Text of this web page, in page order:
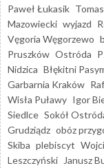
Paweł Łukasik
Mazowiecki wyjazd
Vęgoria Węgorzewo
Pruszków Ostróda
Nidzica Błękitni
Garbarnia Kraków
Wisła Puławy Igor
Siedlce Sokół
Grudziądz obóz
Skiba plebiscyt
Leszczyński
Janusz